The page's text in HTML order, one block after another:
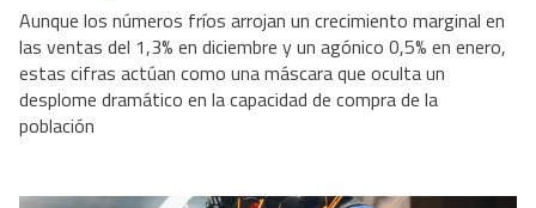
Aunque los números fríos arrojan un crecimiento marginal en
las ventas del 1,3% en diciembre y un agónico 0,5% en enero,
estas cifras actúan como una máscara que oculta un
desplome dramático en la capacidad de compra de la
población